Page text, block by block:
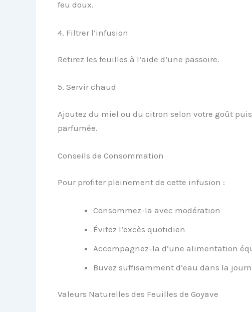
feu doux.
4. Filtrer l’infusion
Retirez les feuilles à l’aide d’une passoire.
5. Servir chaud
Ajoutez du miel ou du citron selon votre goût
parfumée.
Conseils de Consommation
Pour profiter pleinement de cette infusion :
Consommez-la avec modération
Évitez l’excès quotidien
Accompagnez-la d’une alimentation
Buvez suffisamment d’eau dans la
Valeurs Naturelles des Feuilles de Goyave